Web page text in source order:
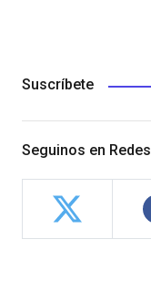
Suscríbete
Seguinos en Redes